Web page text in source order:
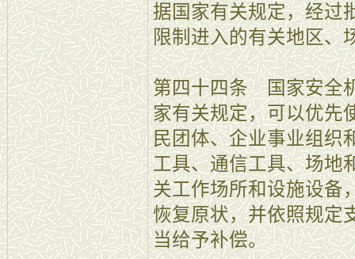
据国家有关规定，经过
限制进入的有关地区、
第四十四条 国家安全
家有关规定，可以优先
民团体、企业事业组织
工具、通信工具、场地
关工作场所和设施设备
恢复原状，并依照规定
当给予补偿。